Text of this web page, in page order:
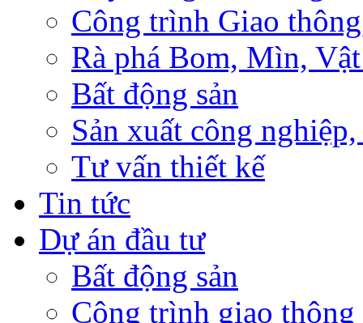
Công trình Giao
Rà phá Bom, Mìn,
Bất động sản
Sản xuất công
Tư vấn thiết kế
Tin tức
Dự án đầu tư
Bất động sản
Công trình giao thông